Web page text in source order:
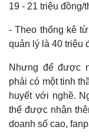
19 - 21 triệu đồng/
- Theo thống kê
quản lý là 40 triệu
Nhưng để được
phải có một tinh
huyết với nghề.
thể được nhận
doanh số cao,